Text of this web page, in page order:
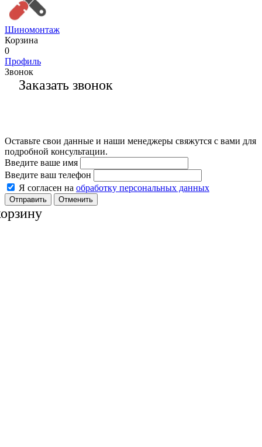
Шиномонтаж
Корзина
0
Профиль
Звонок
Заказать звонок
Оставьте свои данные и наши менеджеры свяжутся с вами для
подробной консультации.
Введите ваше имя
Введите ваш телефон
Я согласен на обработку персональных данных
Отменить